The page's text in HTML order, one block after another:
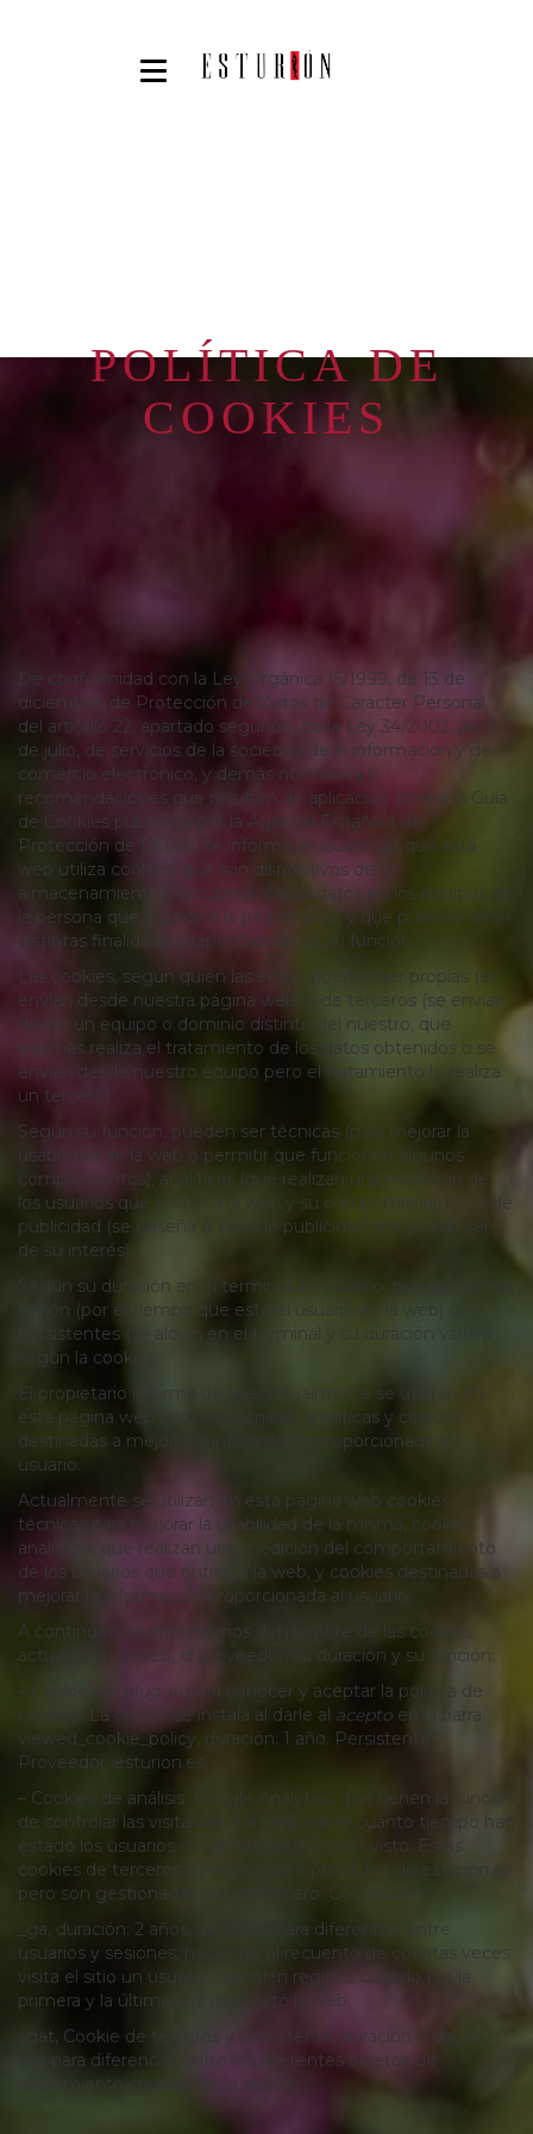
POLÍTICA DE
COOKIES
De conformidad con la Ley Orgánica 15/1999, de 13 de
diciembre, de Protección de Datos de Carácter Personal,
del artículo 22, apartado segundo, de la Ley 34/2002, de 11
de julio, de servicios de la sociedad de la información y de
comercio electrónico, y demás normativa o
recomendaciones que resulten de aplicación (como la Guía
de Cookies publicada por la Agencia Española de
Protección de Datos), se informa al usuario de que esta
web utiliza cookies, que son dispositivos de
almacenamiento y recuperación de datos en los equipos de
la persona que accede a la página web, y que pueden tener
distintas finalidades dependiendo de su función.
Las cookies, según quién las envíe, pueden ser propias (se
envían desde nuestra página web) o de terceros (se envían
desde un equipo o dominio distinto del nuestro, que
además realiza el tratamiento de los datos obtenidos o se
envían desde nuestro equipo pero el tratamiento lo realiza
un tercero).
Según su función, pueden ser técnicas (para mejorar la
usabilidad de la web o permitir que funcionen algunos
complementos), analíticas (que realizan una medición de
los usuarios que entran a la web y su comportamiento) o de
publicidad (se enseña al usuario publicidad que pueda ser
de su interés).
Según su duración en el terminal del usuario, pueden ser de
sesión (por el tiempo que esté el usuario en la web) o
persistentes (se alojan en el terminal y su duración variará
según la cookie).
El propietario informa de que actualmente se utilizan en
esta página web cookies técnicas, analíticas y cookies
destinadas a mejorar la información proporcionada al
usuario.
Actualmente se utilizan en esta página web cookies
técnicas para mejorar la usabilidad de la misma, cookies
analíticas, que realizan una medición del comportamiento
de los usuarios que entran a la web, y cookies destinadas a
mejorar la información proporcionada al usuario.
A continuación, informamos del nombre de las cookies
actuales en la web, el proveedor, su duración y su función:
– Cookie del
plug-in para conocer y aceptar la política de
cookies. La cookie se instala al darle al acepto en la barra.
viewed_cookie_policy, duración: 1 año. Persistente.
Proveedor: esturion.es.
– Cookies de análisis: Google Analytics, que tienen la función
de controlar las visitas de a la web, saber cuánto tiempo han
estado los usuarios o cuántas páginas han visto. Estas
cookies de terceros y persistentes, proceden de esturion.es
pero son gestionadas por un tercero: Google.com.
_ga, duración: 2 años. Se utiliza para diferenciar entre
usuarios y sesiones, haciendo el recuento de cuántas veces
visita el sitio un usuario. También registra cuando fue la
primera y la última vez que visitó la web.
_gat, Cookie de terceros y persistente. duración: 1 día. Se
usa para diferenciar entre los diferentes objetos de
seguimiento creados en la sesión.